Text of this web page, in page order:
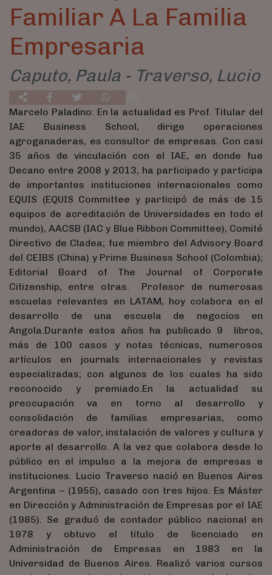
Familiar A La Familia
Empresaria
Caputo, Paula - Traverso, Lucio
Marcelo Paladino: En la actualidad es Prof. Titular del
IAE Business School, dirige operaciones
agroganaderas, es consultor de empresas. Con casi
35 años de vinculación con el IAE, en donde fue
Decano entre 2008 y 2013, ha participado y participa
de importantes instituciones internacionales como
EQUIS (EQUIS Committee y participó de más de 15
equipos de acreditación de Universidades en todo el
mundo), AACSB (IAC y Blue Ribbon Committee), Comité
Directivo de Cladea; fue miembro del Advisory Board
del CEIBS (China) y Prime Business School (Colombia);
Editorial Board of The Journal of Corporate
Citizenship, entre otras. Profesor de numerosas
escuelas relevantes en LATAM, hoy colabora en el
desarrollo de una escuela de negocios en
Angola.Durante estos años ha publicado 9 libros,
más de 100 casos y notas técnicas, numerosos
artículos en journals internacionales y revistas
especializadas; con algunos de los cuales ha sido
reconocido y premiado.En la actualidad su
preocupación va en torno al desarrollo y
consolidación de familias empresarias, como
creadoras de valor, instalación de valores y cultura y
aporte al desarrollo. A la vez que colabora desde lo
público en el impulso a la mejora de empresas e
instituciones. Lucio Traverso nació en Buenos Aires
Argentina – (1955), casado con tres hijos. Es Máster
en Dirección y Administración de Empresas por el IAE
(1985). Se graduó de contador público nacional en
1978 y obtuvo el título de licenciado en
Administración de Empresas en 1983 en la
Universidad de Buenos Aires. Realizó varios cursos